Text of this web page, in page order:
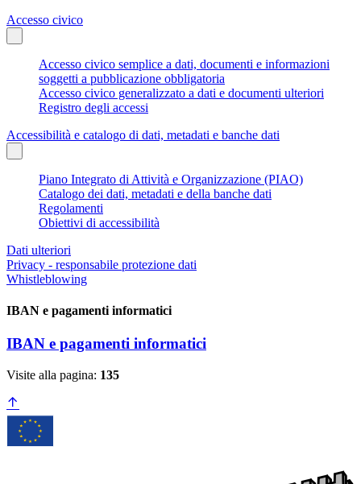
Accesso civico
Accesso civico semplice a dati, documenti e informazioni
soggetti a pubblicazione obbligatoria
Accesso civico generalizzato a dati e documenti ulteriori
Registro degli accessi
Accessibilità e catalogo di dati, metadati e banche dati
Piano Integrato di Attività e Organizzazione (PIAO)
Catalogo dei dati, metadati e della banche dati
Regolamenti
Obiettivi di accessibilità
Dati ulteriori
Privacy - responsabile protezione dati
Whistleblowing
IBAN e pagamenti informatici
IBAN e pagamenti informatici
Visite alla pagina: 135